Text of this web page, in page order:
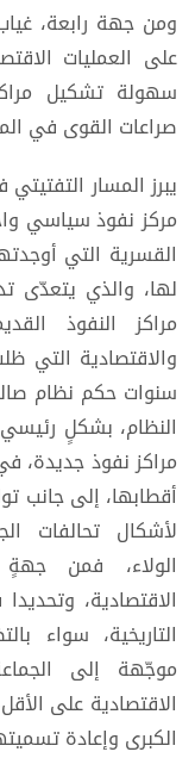
ومن جهة رابعة،
على العمليات
سهولة تشكيل
صراعات القوى في
يبرز المسار
مركز نفوذ سياسي
القسرية التي
لها، والذي يتعدّى
مراكز النفوذ
والاقتصادية التي
سنوات حكم نظام
النظام، بشكلٍ رئيسي
مراكز نفوذ جديدة،
أقطابها، إلى جانب
لأشكال تحالفات
الولاء، فمن
الاقتصادية،
التاريخية، سواء
موجّهة إلى
الاقتصادية على
الكبرى وإعادة